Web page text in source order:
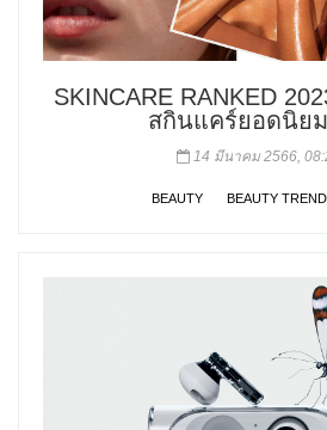
SKINCARE RANKED
สกินแคร์ยอดนิย
14 มีนาคม 2566,
BEAUTY BEAUTY